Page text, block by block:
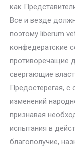
как
Все и везде
поэтому liberum
конфедератские
противоречащие
свергающие
Предостерегая, с
изменений
признавая
испытания в
благополучие,